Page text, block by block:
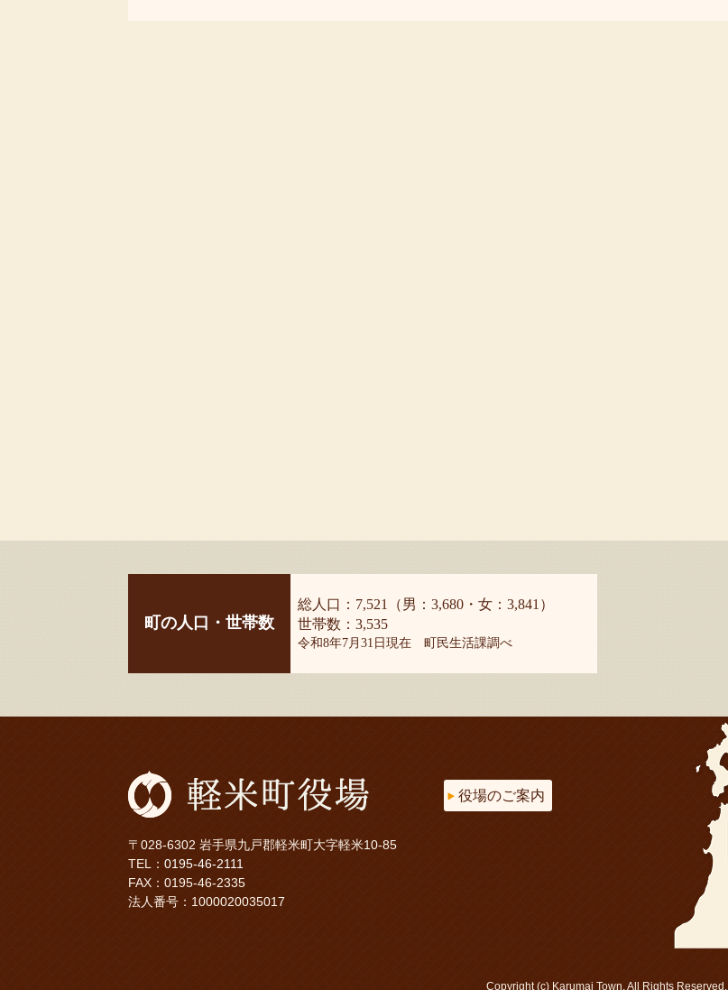
町の人口・世帯数
総人口：7,521（男：3,680・女：3,841）
世帯数：3,535
令和8年7月31日現在 町民生活課調べ
〒028-6302 岩手県九戸郡軽米町大字軽米10-85
TEL： 0195-46-2111
FAX：0195-46-2335
法人番号：1000020035017
役場のご案内
Copyright (c) Karumai Town. All Rights Reserved.